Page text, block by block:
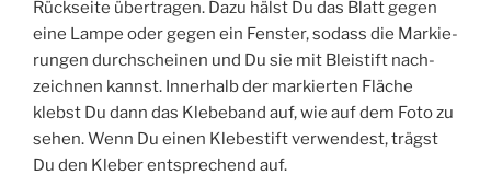
Rück­sei­te über­tra­gen. Dazu hälst Du das Blatt gegen
eine Lam­pe oder gegen ein Fens­ter, sodass die Mar­kie­
run­gen durch­schei­nen und Du sie mit Blei­stift nach­
zeich­nen kannst. Inner­halb der mar­kier­ten Flä­che
klebst Du dann das Kle­be­band auf, wie auf dem Foto zu
sehen. Wenn Du einen Kle­be­stift ver­wen­dest, trägst
Du den Kle­ber ent­spre­chend auf.